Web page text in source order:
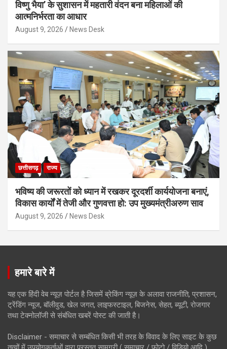
विष्णु भैया’ के सुशासन में महतारी वंदन बना महिलाओं की
आत्मनिर्भरता का आधार
August 9, 2026 News Desk
छत्तीसगढ़ राज्य
भविष्य की जरूरतों को ध्यान में रखकर दूरदर्शी कार्ययोजना बनाएं,
विकास कार्यों में तेजी और गुणवत्ता हो: उप मुख्यमंत्रीअरुण साव
August 9, 2026 News Desk
हमारे बारे में
यह एक हिंदी वेब न्यूज़ पोर्टल है जिसमें ब्रेकिंग न्यूज़ के अलावा राजनीति, प्रशासन,
ट्रेंडिंग न्यूज, बॉलीवुड, खेल जगत, लाइफस्टाइल, बिजनेस, सेहत, ब्यूटी, रोजगार
तथा टेक्नोलॉजी से संबंधित खबरें पोस्ट की जाती है।
Disclaimer - समाचार से सम्बंधित किसी भी तरह के विवाद के लिए साइट के कुछ